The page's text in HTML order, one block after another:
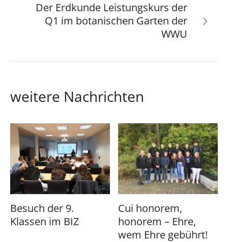
Der Erdkunde Leistungskurs der
Q1 im botanischen Garten der
WWU
weitere Nachrichten
Besuch der 9.
Klassen im BIZ
Cui honorem,
honorem – Ehre,
wem Ehre gebührt!